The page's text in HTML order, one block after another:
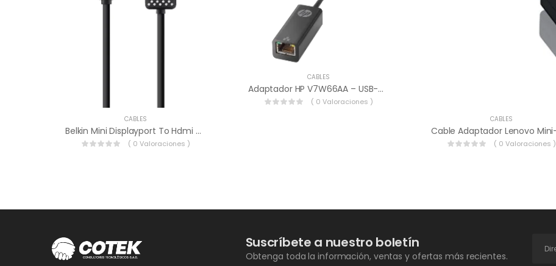
CABLES
Belkin Mini Displayport To Hdmi Cable – F2cd080bt06.
( 0 Valoraciones )
CABLES
Adaptador HP V7W66AA – USB-C A RJ-45 – Negro.
( 0 Valoraciones )
CABLES
( 0 Valoraciones )
Suscríbete a nuestro boletín
Obtenga toda la información, ventas y ofertas más recientes.